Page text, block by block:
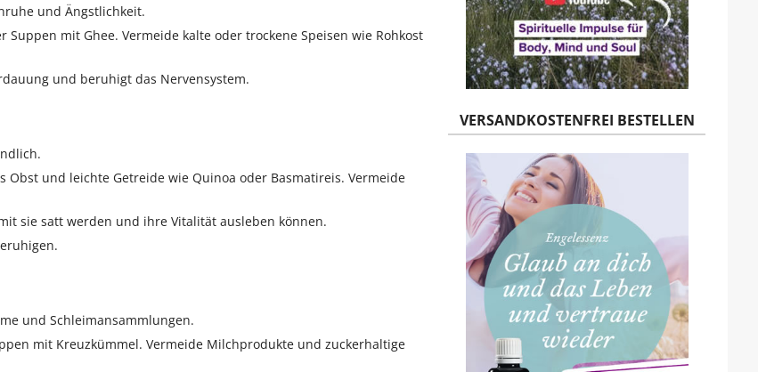
und Ängstlichkeit.
mit Ghee. Vermeide kalte oder trockene Speisen wie Rohkost
und beruhigt das Nervensystem.
und leichte Getreide wie Quinoa oder Basmatireis. Vermeide
sie satt werden und ihre Vitalität ausleben können.
und Schleimansammlungen.
mit Kreuzkümmel. Vermeide Milchprodukte und zuckerhaltige
VERSANDKOSTENFREI BESTELLEN